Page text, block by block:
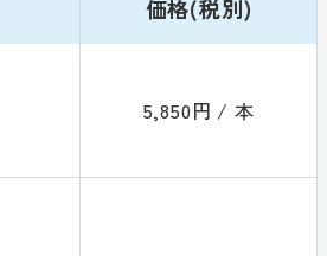
価格(税別)
5,850円 / 本